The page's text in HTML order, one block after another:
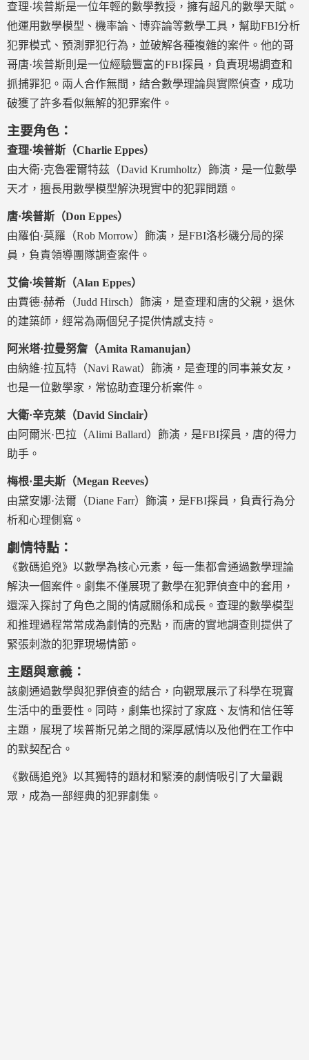
查理·埃普斯是一位年輕的數學教授，擁有超凡的數學天賦。
他運用數學模型、機率論、博弈論等數學工具，幫助FBI分析
犯罪模式、預測罪犯行為，並破解各種複雜的案件。他的哥
哥唐·埃普斯則是一位經驗豐富的FBI探員，負責現場調查和
抓捕罪犯。兩人合作無間，結合數學理論與實際偵查，成功
破獲了許多看似無解的犯罪案件。
主要角色：
查理·埃普斯（Charlie Eppes）
由大衛·克魯霍爾特茲（David Krumholtz）飾演，是一位數學
天才，擅長用數學模型解決現實中的犯罪問題。
唐·埃普斯（Don Eppes）
由羅伯·莫羅（Rob Morrow）飾演，是FBI洛杉磯分局的探
員，負責領導團隊調查案件。
艾倫·埃普斯（Alan Eppes）
由賈德·赫希（Judd Hirsch）飾演，是查理和唐的父親，退休
的建築師，經常為兩個兒子提供情感支持。
阿米塔·拉曼努詹（Amita Ramanujan）
由納維·拉瓦特（Navi Rawat）飾演，是查理的同事兼女友，
也是一位數學家，常協助查理分析案件。
大衛·辛克萊（David Sinclair）
由阿爾米·巴拉（Alimi Ballard）飾演，是FBI探員，唐的得力
助手。
梅根·里夫斯（Megan Reeves）
由黛安娜·法爾（Diane Farr）飾演，是FBI探員，負責行為分
析和心理側寫。
劇情特點：
《數碼追兇》以數學為核心元素，每一集都會通過數學理論
解決一個案件。劇集不僅展現了數學在犯罪偵查中的套用，
還深入探討了角色之間的情感關係和成長。查理的數學模型
和推理過程常常成為劇情的亮點，而唐的實地調查則提供了
緊張刺激的犯罪現場情節。
主題與意義：
該劇通過數學與犯罪偵查的結合，向觀眾展示了科學在現實
生活中的重要性。同時，劇集也探討了家庭、友情和信任等
主題，展現了埃普斯兄弟之間的深厚感情以及他們在工作中
的默契配合。
《數碼追兇》以其獨特的題材和緊湊的劇情吸引了大量觀
眾，成為一部經典的犯罪劇集。